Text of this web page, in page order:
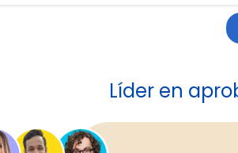
Líder en